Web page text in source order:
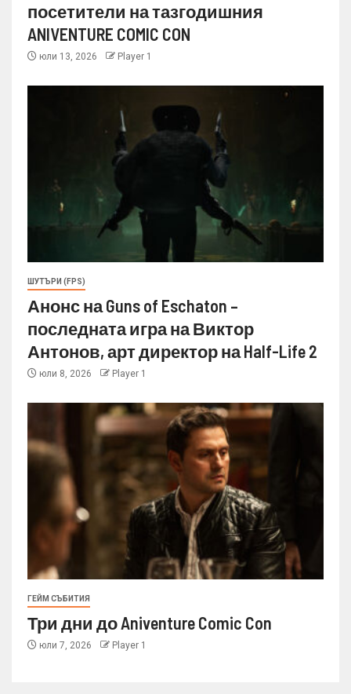
посетители на тазгодишния
ANIVENTURE COMIC CON
юли 13, 2026 Player 1
ШУТЪРИ (FPS)
Анонс на Guns of Eschaton –
последната игра на Виктор
Антонов, арт директор на Half-Life 2
юли 8, 2026 Player 1
ГЕЙМ СЪБИТИЯ
Три дни до Aniventure Comic Con
юли 7, 2026 Player 1